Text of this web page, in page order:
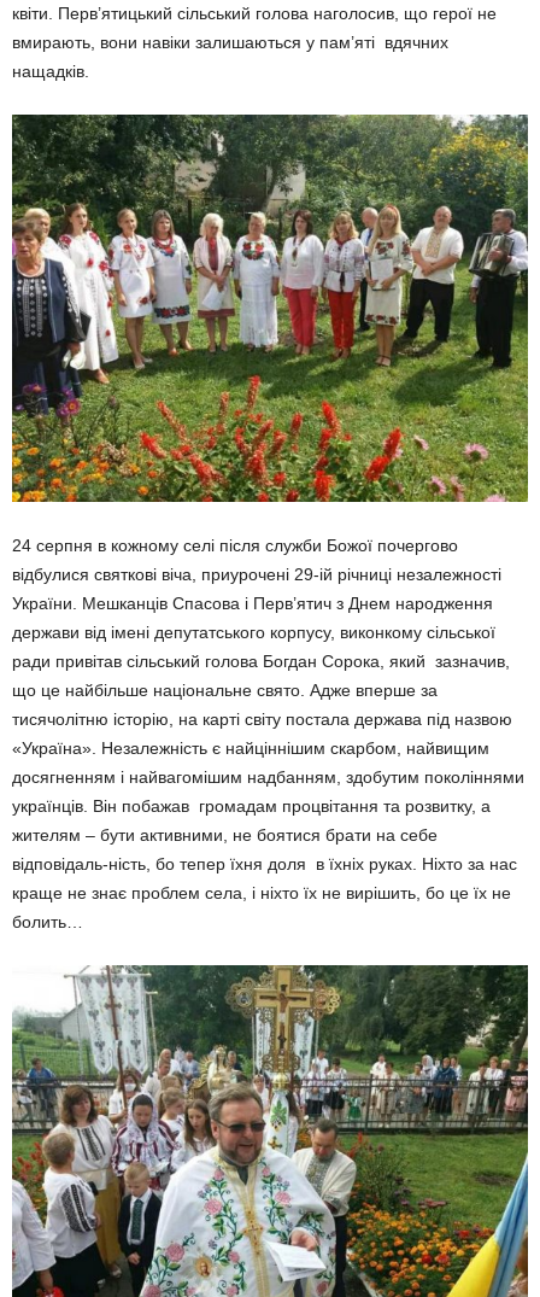
квіти. Перв’ятицький сільський голова наголосив, що герої не
вмирають, вони навіки залишаються у пам’яті вдячних
нащадків.
24 серпня в кожному селі після служби Божої почергово
відбулися святкові віча, приурочені 29-ій річниці незалежності
України. Мешканців Спасова і Перв’ятич з Днем народження
держави від імені депутатського корпусу, виконкому сільської
ради привітав сільський голова Богдан Сорока, який зазначив,
що це найбільше національне свято. Адже вперше за
тисячолітню історію, на карті світу постала держава під назвою
«Україна». Незалежність є найціннішим скарбом, найвищим
досягненням і найвагомішим надбанням, здобутим поколіннями
українців. Він побажав громадам процвітання та розвитку, а
жителям – бути активними, не боятися брати на себе
відповідаль-ність, бо тепер їхня доля в їхніх руках. Ніхто за нас
краще не знає проблем села, і ніхто їх не вирішить, бо це їх не
болить…